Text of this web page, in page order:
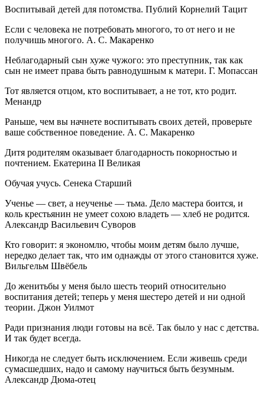
Воспитывай детей для потомства. Публий Корнелий Тацит
Если с человека не потребовать многого, то от него и не
получишь многого. А. С. Макаренко
Неблагодарный сын хуже чужого: это преступник, так как
сын не имеет права быть равнодушным к матери. Г. Мопассан
Тот является отцом, кто воспитывает, а не тот, кто родит.
Менандр
Раньше, чем вы начнете воспитывать своих детей, проверьте
ваше собственное поведение. А. С. Макаренко
Дитя родителям оказывает благодарность покорностью и
почтением. Екатерина II Великая
Обучая учусь. Сенека Старший
Ученье — свет, а неученье — тьма. Дело мастера боится, и
коль крестьянин не умеет сохою владеть — хлеб не родится.
Александр Васильевич Суворов
Кто говорит: я экономлю, чтобы моим детям было лучше,
нередко делает так, что им однажды от этого становится хуже.
Вильгельм Швёбель
До женитьбы у меня было шесть теорий относительно
воспитания детей; теперь у меня шестеро детей и ни одной
теории. Джон Уилмот
Ради признания люди готовы на всё. Так было у нас с детства.
И так будет всегда.
Никогда не следует быть исключением. Если живешь среди
сумасшедших, надо и самому научиться быть безумным.
Александр Дюма-отец